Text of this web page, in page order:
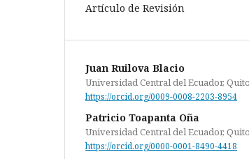
Artículo de Revisión
Juan Ruilova Blacio
Universidad Central del Ecuador,
https://orcid.org/0009-0008-2203-8954
Patricio Toapanta Oña
Universidad Central del Ecuador,
https://orcid.org/0000-0001-8490-4418